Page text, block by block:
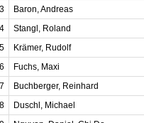
Baron, Andreas
Stangl, Roland
Krämer, Rudolf
Fuchs, Maxi
Buchberger, Reinhard
Duschl, Michael